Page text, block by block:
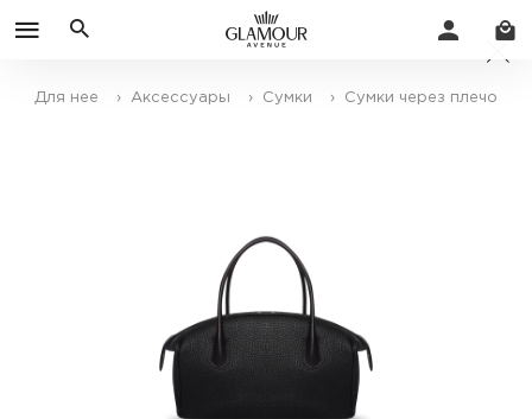
Для нее › Аксессуары › Сумки › Сумки через плечо